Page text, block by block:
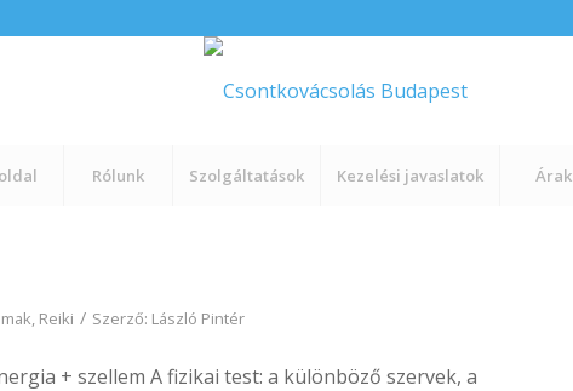
Rólunk Szolgáltatások Kezelési javaslatok Árak
, Reiki / Szerző: László Pintér
+ szellem A fizikai test: a különböző szervek, a